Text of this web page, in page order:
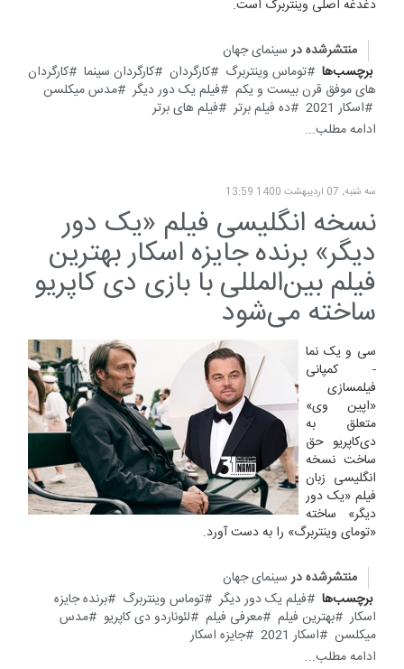
دغدغه اصلی وینتربرگ است.
منتشرشده در سینمای جهان
برچسب‌ها
توماس وینتربرگ کارگردان کارگردان سینما
کارگردان
های موفق قرن بیست و یکم
فیلم یک دور دیگر
مدس میکلسن
اسکار 2021
ده فیلم برتر
فیلم های برتر
ادامه مطلب...
سه شنبه, 07 ارديبهشت 1400 13:59
نسخه انگلیسی فیلم «یک دور
دیگر» برنده جایزه اسکار بهترین
فیلم بین‌المللی با بازی دی کاپریو
ساخته می‌شود
سی و یک نما
- کمپانی
فیلمسازی
«اپین وی»
متعلق به
دی‌کاپریو حق
ساخت نسخه
انگلیسی زبان
فیلم «یک دور
دیگر» ساخته
«تومای وینتربرگ» را به دست آورد.
منتشرشده در سینمای جهان
برچسب‌ها
فیلم یک دور دیگر توماس وینتربرگ
برنده جایزه
اسکار
بهترین فیلم معرفی فیلم لئوناردو دی کاپریو
مدس
میکلسن
اسکار 2021
جایزه اسکار
ادامه مطلب...